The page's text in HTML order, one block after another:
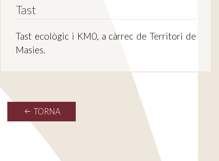
Tast
Tast ecològic i KM0, a càrrec de Territori de
Masies.
TORNA